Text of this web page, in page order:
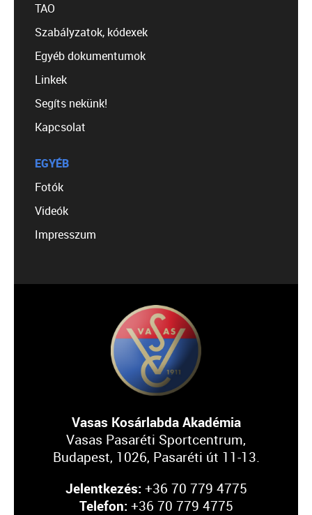
TAO
Szabályzatok, kódexek
Egyéb dokumentumok
Linkek
Segíts nekünk!
Kapcsolat
EGYÉB
Fotók
Videók
Impresszum
Vasas Kosárlabda Akadémia
Vasas Pasaréti Sportcentrum,
Budapest, 1026, Pasaréti út 11-13.
Jelentkezés: +36 70 779 4775
Telefon: +36 70 779 4775